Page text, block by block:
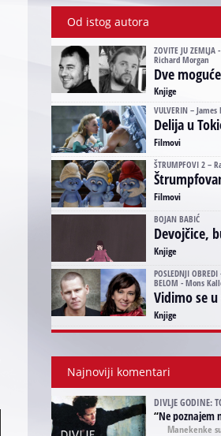
Od istog autora
ZOVITE JU
Richard Morgan
Dve
Knjige
VULVERIN –
Delija u
Filmovi
ŠTRUMPFOVI 2 –
Filmovi
BOJAN BABIĆ
Devojčice,
Knjige
POSLEDNJI
BELOM - Mons
Vidimo se
Knjige
Najnoviji komentari
DIVLJE GODINE:
“Ne poznajem njegovu muziku, ali vise puta nego sto sam to zazeleo
Manekenke